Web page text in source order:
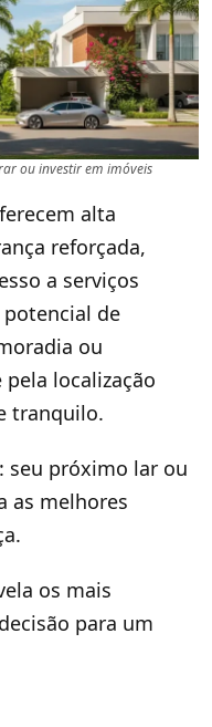
ou investir em imóveis
alta
reforçada,
a serviços
de
ou
localização
tranquilo.
seu próximo lar ou
as melhores
os mais
para um